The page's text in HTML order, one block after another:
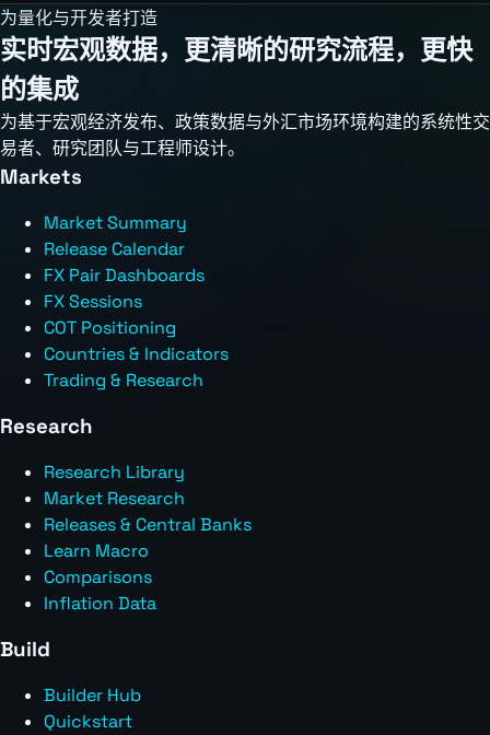
为量化与开发者打造
实时宏观数据，更清晰的研究流程，更快
的集成
为基于宏观经济发布、政策数据与外汇市场环境构建的系统性交
易者、研究团队与工程师设计。
Markets
Market Summary
Release Calendar
FX Pair Dashboards
FX Sessions
COT Positioning
Countries & Indicators
Trading & Research
Research
Research Library
Market Research
Releases & Central Banks
Learn Macro
Comparisons
Inflation Data
Build
Builder Hub
Quickstart